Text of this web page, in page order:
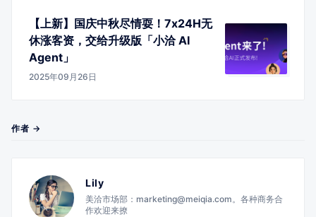
【上新】国庆中秋尽情耍！7x24H无
休涨客资，交给升级版「小洽 AI
Agent」
2025年09月26日
作者 →
Lily
美洽市场部：marketing@meiqia.com。各种商务合
作欢迎来撩